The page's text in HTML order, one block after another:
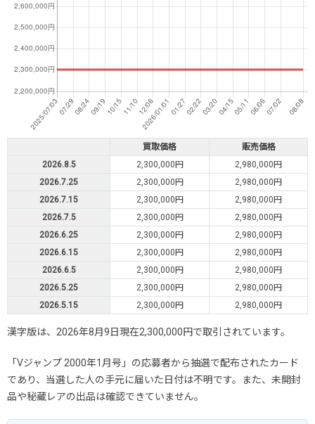
買取価格
販売価格
2026.8.5
2,300,000円
2,980,000円
2026.7.25
2,300,000円
2,980,000円
2026.7.15
2,300,000円
2,980,000円
2026.7.5
2,300,000円
2,980,000円
2026.6.25
2,300,000円
2,980,000円
2026.6.15
2,300,000円
2,980,000円
2026.6.5
2,300,000円
2,980,000円
2026.5.25
2,300,000円
2,980,000円
2026.5.15
2,300,000円 2,980,000円
漢字版は、2026年8月9日現在2,300,000円で取引されています。
「Vジャンプ 2000年1月号」の応募者から抽選で配布されたカード
であり、当選した人の手元に届いた日付は不明です。また、未開封
品や秘蔵レアの出品は確認できていません。